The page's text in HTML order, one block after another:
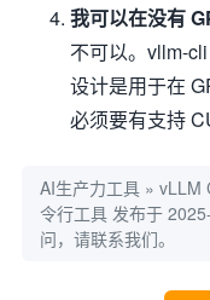
我可以在没有
不可以。vllm-
设计是用于在
必须要有支持
AI生产力工具 » vLLM
令行工具 发布于
问，请联系我们。